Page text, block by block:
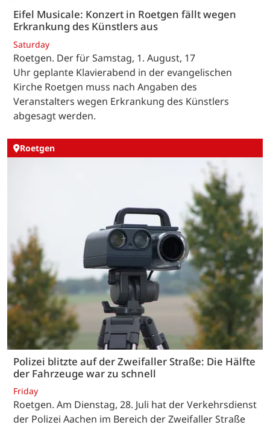
Eifel Musicale: Konzert in Roetgen fällt wegen
Erkrankung des Künstlers aus
Saturday
Roetgen. Der für Samstag, 1. August, 17
Uhr geplante Klavierabend in der evangelischen
Kirche Roetgen muss nach Angaben des
Veranstalters wegen Erkrankung des Künstlers
abgesagt werden.
Roetgen
Polizei blitzte auf der Zweifaller Straße: Die Hälfte
der Fahrzeuge war zu schnell
Friday
Roetgen. Am Dienstag, 28. Juli hat der Verkehrsdienst
der Polizei Aachen im Bereich der Zweifaller Straße